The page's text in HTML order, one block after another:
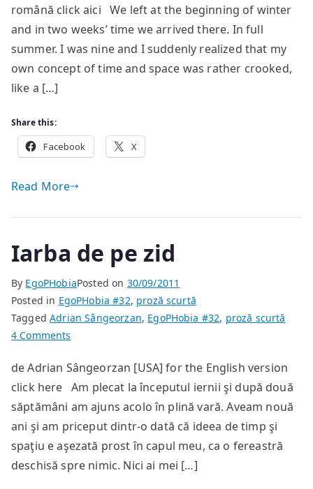
the
Walls
română click aici We left at the beginning of winter
and in two weeks’ time we arrived there. In full
summer. I was nine and I suddenly realized that my
own concept of time and space was rather crooked,
like a […]
Share this:
Facebook X
Read More
Iarba de pe zid
By EgoPHobiaPosted on 30/09/2011
Posted in EgoPHobia #32, proză scurtă
TaggedAdrian Sângeorzan, EgoPHobia #32, proză scurtă
4 Comments
de
pe
zid
de Adrian Sângeorzan [USA] for the English version
click here Am plecat la începutul iernii şi după două
săptămâni am ajuns acolo în plină vară. Aveam nouă
ani şi am priceput dintr-o dată că ideea de timp şi
spaţiu e aşezată prost în capul meu, ca o fereastră
deschisă spre nimic. Nici ai mei […]